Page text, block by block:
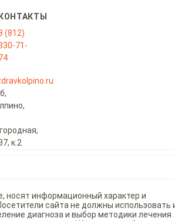
КОНТАКТЫ
(812)
71-
к.2
носят информационный характер и
сайта не должны использовать
диагноза и выбор методики лечения